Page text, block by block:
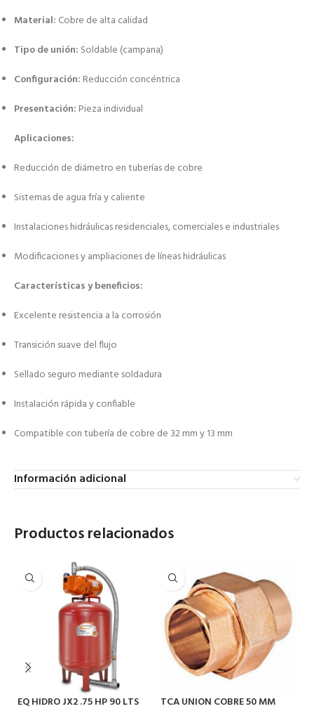
Material: Cobre de alta calidad
Tipo de unión: Soldable (campana)
Configuración: Reducción concéntrica
Presentación: Pieza individual
Aplicaciones:
Reducción de diámetro en tuberías de cobre
Sistemas de agua fría y caliente
Instalaciones hidráulicas residenciales, comerciales e industriales
Modificaciones y ampliaciones de líneas hidráulicas
Características y beneficios:
Excelente resistencia a la corrosión
Transición suave del flujo
Sellado seguro mediante soldadura
Instalación rápida y confiable
Compatible con tubería de cobre de 32 mm y 13 mm
Información adicional
Productos relacionados
EQ HIDRO JX2 .75 HP 90 LTS
TCA UNION COBRE 50 MM